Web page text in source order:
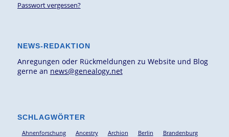
Passwort vergessen?
NEWS-REDAKTION
Anregungen oder Rückmeldungen zu Website und Blog
gerne an news@genealogy.net
SCHLAGWÖRTER
Ahnenforschung Ancestry Archion Berlin
Brandenburg